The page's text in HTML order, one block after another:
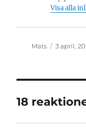
Visa alla
Författare
Mats 3 april,
18